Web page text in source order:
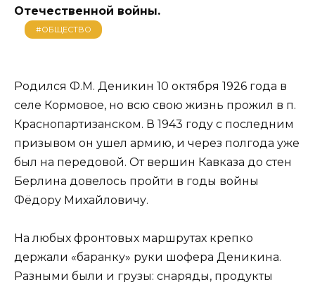
Отечественной войны.
#ОБЩЕСТВО
Родился Ф.М. Деникин 10 октября 1926 года в
селе Кормовое, но всю свою жизнь прожил в п.
Краснопартизанском. В 1943 году с последним
призывом он ушел армию, и через полгода уже
был на передовой. От вершин Кавказа до стен
Берлина довелось пройти в годы войны
Фёдору Михайловичу.
На любых фронтовых маршрутах крепко
держали «баранку» руки шофера Деникина.
Разными были и грузы: снаряды, продукты